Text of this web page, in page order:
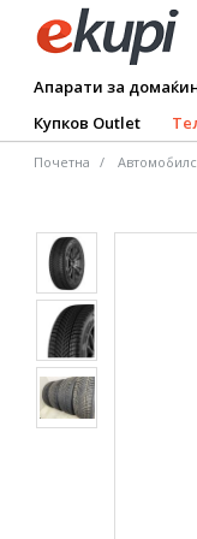
Апарати за
Купков Outlet
Почетна